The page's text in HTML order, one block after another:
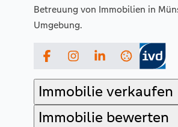
Betreuung von Immobilien in
Umgebung.
FacebookInstagramLinkedIn
Immobilie verkaufen
Immobilie bewerten